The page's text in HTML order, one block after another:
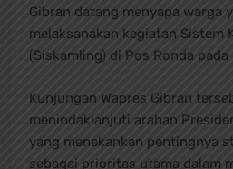
Gibran datang menyapa warga
melaksanakan kegiatan Sistem
(Siskamling) di Pos Ronda pada
Kunjungan Wapres Gibran
menindaklanjuti arahan
yang menekankan pentingnya
sebagai prioritas utama dalam